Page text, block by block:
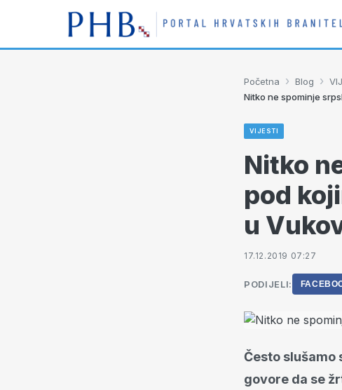
Početna › Blog ›
Nitko ne spominje
VIJESTI
Nitko
pod
u
17.12.2019 07:27
PODIJELI:
Često slušamo
govore da se